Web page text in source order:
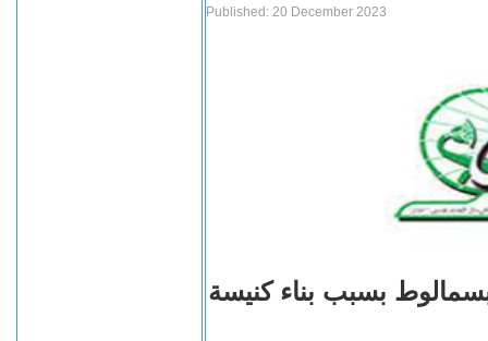
Published: 20 December 2023
بسبب بناء كنيسة